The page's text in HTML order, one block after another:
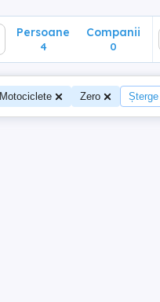
Persoane
4
Companii
0
Motociclete Zero